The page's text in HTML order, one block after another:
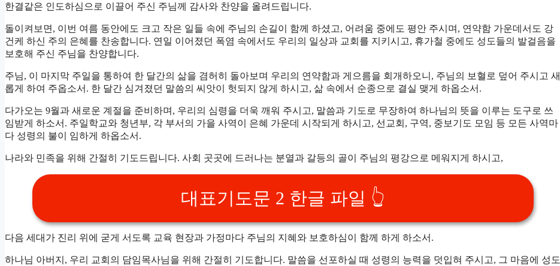
한결같은 인도하심으로 이끌어 주신 주님께 감사와 찬양을 올려드립니다.
돌이켜보면, 이번 여름 동안에도 크고 작은 일들 속에 주님의 손길이 함께 하셨고, 어려움 중에도 평안 주시며, 연약함 가운데서도 강
건케 하신 주의 은혜를 찬송합니다. 연일 이어졌던 폭염 속에서도 우리의 일상과 교회를 지키시고, 휴가철 중에도 성도들의 발걸음을
보호해 주신 주님을 찬양합니다.
주님, 이 마지막 주일을 통하여 한 달간의 삶을 겸허히 돌아보며 우리의 연약함과 게으름을 회개하오니, 주님의 보혈로 덮어 주시고 새
롭게 하여 주옵소서. 한 달간 심겨졌던 말씀의 씨앗이 헛되지 않게 하시고, 삶 속에서 순종으로 결실 맺게 하옵소서.
다가오는 9월과 새로운 계절을 준비하며, 우리의 심령을 더욱 깨워 주시고, 말씀과 기도로 무장하여 하나님의 뜻을 이루는 도구로 쓰
임받게 하소서. 주일학교와 청년부, 각 부서의 가을 사역이 은혜 가운데 시작되게 하시고, 선교회, 구역, 중보기도 모임 등 모든 사역마
다 성령의 불이 임하게 하옵소서.
나라와 민족을 위해 간절히 기도드립니다. 사회 곳곳에 드러나는 분열과 갈등의 골이 주님의 평강으로 메워지게 하시고,
대표기도문 2 한글 파일 👆
다음 세대가 진리 위에 굳게 서도록 교육 현장과 가정마다 주님의 지혜와 보호하심이 함께 하게 하소서.
하나님 아버지, 우리 교회의 담임목사님을 위해 간절히 기도합니다. 말씀을 선포하실 때 성령의 능력을 덧입혀 주시고, 그 마음에 성도